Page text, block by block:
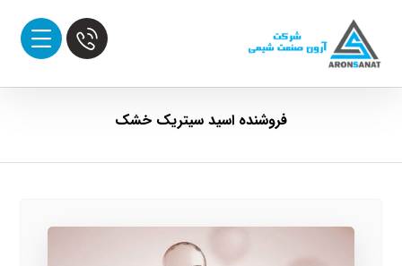
فروشنده اسید سیتریک خشک